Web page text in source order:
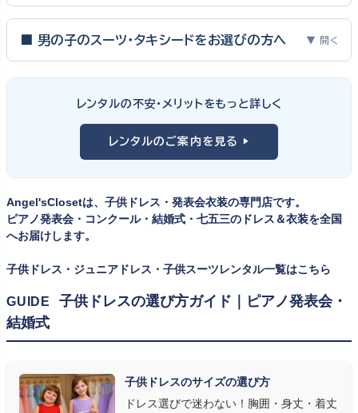
ピアノ発表会・バイオリン発表会・コンクールの舞台は、お子様にと
って特別な一日。元ピアノ教師としての経験から、衣装選びで大切
① サイズは"ジャストフィット"を選ぶ
舞台上で最も美しく見えるのは、お子様の体にきちんと合ったサ
イズのドレス・スーツです。「大きめを買って長く着せたい」という
何よりお子様を輝かせます。レンタルなら、その時のジャストサイ
ズを遠慮なく選べるのが最大のメリット。胸囲・身丈の正しい測り
② 舞台で映える色・楽器に合うデザインを選ぶ
発表会の舞台は照明が強く、客席からは意外と色味が飛んで見え
ます。ネイビー・ブラック・深みのあるジュエルカラーはホールの照
す。またピアノ演奏なら落ち着いたシックなトーン、バイオリンやソ
ロ演奏なら華やかで視線を集めるデザイン、合唱やアンサンブル
■ 男の子のスーツ・タキシードをお選びの方へ ▼ 開く
向け、スリーピーススーツやベストスタイルは合唱・アンサンブル向
けと、シーンで使い分けるのがおすすめです。詳しくは
ツ・タキシード一覧
レンタルの不安・メリットをもっと詳しく
レンタルのご案内を見る ▶
Angel'sClosetは、子供ドレス・発表会衣装の専門店です。
ピアノ発表会・コンクール・結婚式・七五三のドレス＆衣装を全国
へお届けします。
子供ドレス・ジュニアドレス・子供スーツレンタル一覧はこちら
GUIDE
子供ドレスの選び方ガイド｜ピアノ発表会・
結婚式
子供ドレスのサイズの選び方
ドレス選びで迷わない！胸囲・身丈・着丈